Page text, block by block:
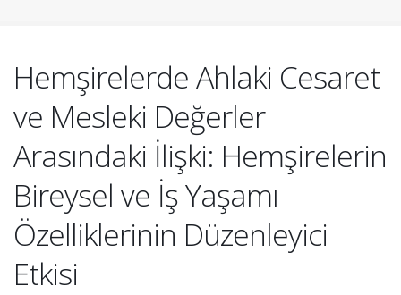
Hemşirelerde Ahlaki Cesaret
ve Mesleki Değerler
Arasındaki İlişki: Hemşirelerin
Bireysel ve İş Yaşamı
Özelliklerinin Düzenleyici
Etkisi